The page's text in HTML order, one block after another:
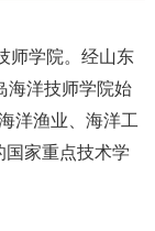
师学院。经山东
海洋技师学院始
洋渔业、海洋工
家重点技术学